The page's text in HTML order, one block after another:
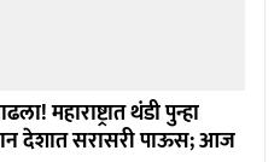
महाराष्ट्रात थंडी पुन्हा
देशात सरासरी पाऊस; आज